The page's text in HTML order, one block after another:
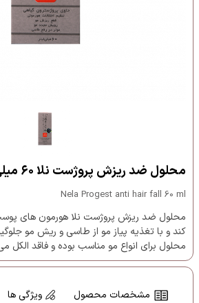
محلول ضد ریزش پروژست نلا ۶۰ میلی لیتر
Nela Progest anti hair fall 60 ml
محلول ضد ریزش پروژست نلا هورمون های
کند و با تغذیه پیاز مو از طاسی و ریش مو
محلول برای انواع مو مناسب بوده و فاقد الکل
مشخصات محصول ویژگی ها